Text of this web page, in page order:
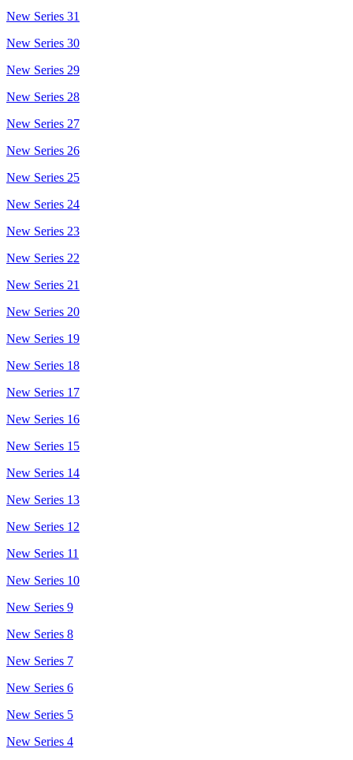
New Series 31
New Series 30
New Series 29
New Series 28
New Series 27
New Series 26
New Series 25
New Series 24
New Series 23
New Series 22
New Series 21
New Series 20
New Series 19
New Series 18
New Series 17
New Series 16
New Series 15
New Series 14
New Series 13
New Series 12
New Series 11
New Series 10
New Series 9
New Series 8
New Series 7
New Series 6
New Series 5
New Series 4